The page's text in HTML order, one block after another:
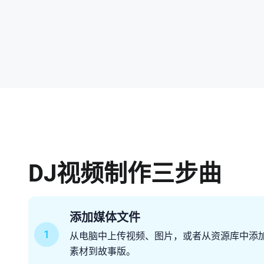
DJ视频制作三步曲
1
添加媒体文件
从电脑中上传视频、图片，或者从资源库中添
素材到故事版。